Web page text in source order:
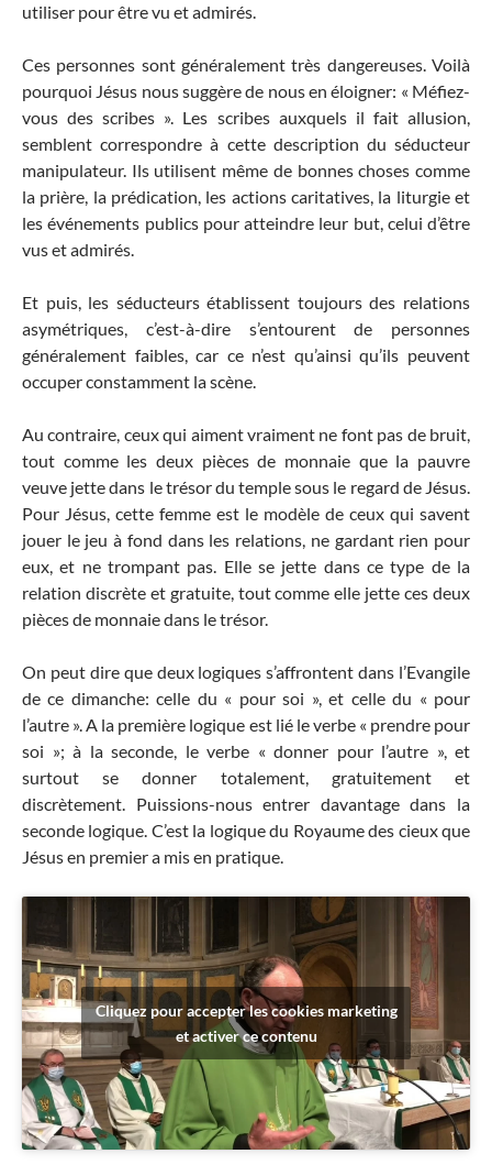
utiliser pour être vu et admirés.
Ces personnes sont généralement très dangereuses. Voilà
pourquoi Jésus nous suggère de nous en éloigner: « Méfiez-
vous des scribes ». Les scribes auxquels il fait allusion,
semblent correspondre à cette description du séducteur
manipulateur. Ils utilisent même de bonnes choses comme
la prière, la prédication, les actions caritatives, la liturgie et
les événements publics pour atteindre leur but, celui d’être
vus et admirés.
Et puis, les séducteurs établissent toujours des relations
asymétriques, c’est-à-dire s’entourent de personnes
généralement faibles, car ce n’est qu’ainsi qu’ils peuvent
occuper constamment la scène.
Au contraire, ceux qui aiment vraiment ne font pas de bruit,
tout comme les deux pièces de monnaie que la pauvre
veuve jette dans le trésor du temple sous le regard de Jésus.
Pour Jésus, cette femme est le modèle de ceux qui savent
jouer le jeu à fond dans les relations, ne gardant rien pour
eux, et ne trompant pas. Elle se jette dans ce type de la
relation discrète et gratuite, tout comme elle jette ces deux
pièces de monnaie dans le trésor.
On peut dire que deux logiques s’affrontent dans l’Evangile
de ce dimanche: celle du « pour soi », et celle du « pour
l’autre ». A la première logique est lié le verbe « prendre pour
soi »; à la seconde, le verbe « donner pour l’autre », et
surtout se donner totalement, gratuitement et
discrètement. Puissions-nous entrer davantage dans la
seconde logique. C’est la logique du Royaume des cieux que
Jésus en premier a mis en pratique.
Cliquez pour accepter les cookies marketing
et activer ce contenu